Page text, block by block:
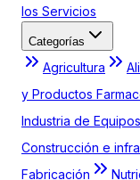
los Servicios
Categorías
Agricultura
y Productos
Industria de Equipos
Construcción e
Fabricación